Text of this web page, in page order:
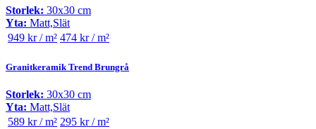
Storlek: 30x30 cm
Yta: Matt,Slät
949 kr / m² 474 kr / m²
Granitkeramik Trend Brungrå
Storlek: 30x30 cm
Yta: Matt,Slät
589 kr / m² 295 kr / m²